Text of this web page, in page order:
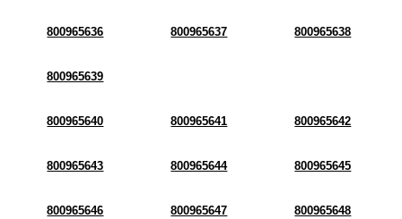
800965636 800965637 800965638
800965639
800965640 800965641 800965642
800965643 800965644 800965645
800965646 800965647 800965648